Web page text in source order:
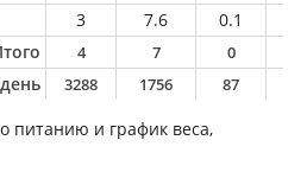
3 7.6 0.1
4 7 0
3288 1756 87
питанию и график веса,